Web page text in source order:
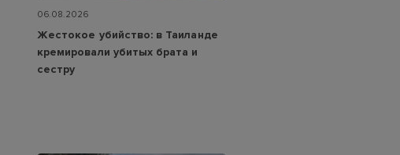
06.08.2026
Жестокое убийство: в Таиланде
кремировали убитых брата и
сестру